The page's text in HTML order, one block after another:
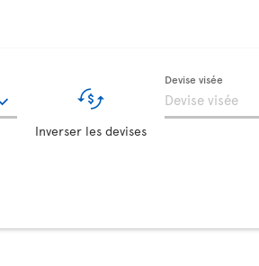
Inverser les devises
Devise visée